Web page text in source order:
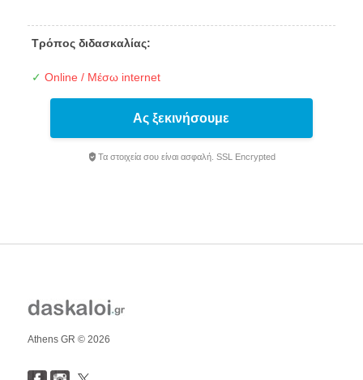
Τρόπος διδασκαλίας:
✓ Online / Μέσω internet
Ας ξεκινήσουμε
Τα στοιχεία σου είναι ασφαλή. SSL Encrypted
Athens GR © 2026